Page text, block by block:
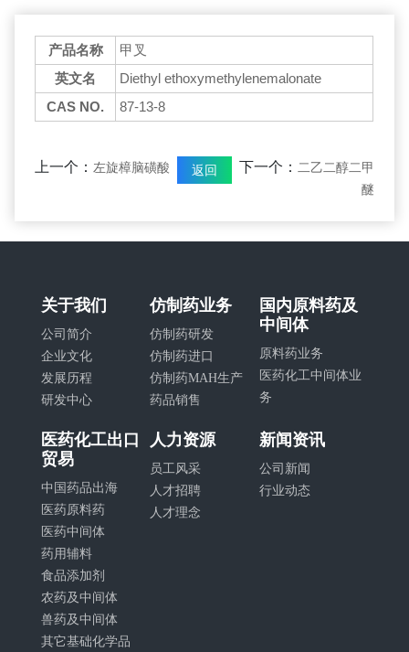
产品名称
甲叉
英文名
Diethyl ethoxymethylenemalonate
CAS NO.
87-13-8
上一个：左旋樟脑磺酸 返回 下一个： 二乙二醇二甲
醚
关于我们
公司简介
企业文化
发展历程
研发中心
仿制药业务
仿制药研发
仿制药进口
仿制药MAH生产
药品销售
国内原料药及
中间体
原料药业务
医药化工中间体业
务
医药化工出口
贸易
中国药品出海
医药原料药
医药中间体
药用辅料
食品添加剂
农药及中间体
兽药及中间体
其它基础化学品
人力资源
员工风采
人才招聘
人才理念
新闻资讯
公司新闻
行业动态